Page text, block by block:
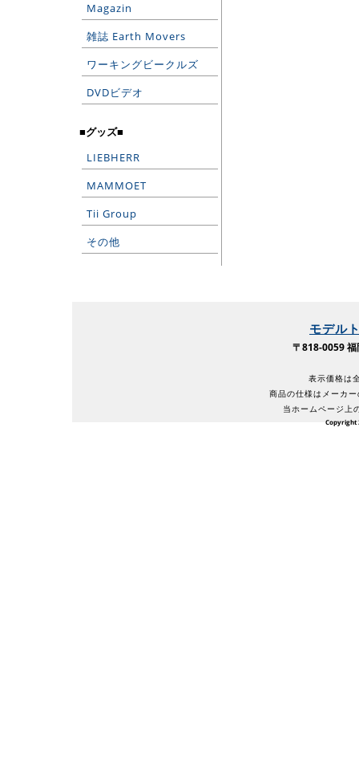
Magazin
雑誌 Earth Movers
ワーキングビークルズ
DVDビデオ
■グッズ■
LIEBHERR
MAMMOET
Tii Group
その他
モデル
〒818-0059
表示価格は
商品の仕様はメーカ
当ホームページ上
Copyright